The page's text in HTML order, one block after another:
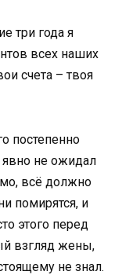
три года я
всех наших
счета – твоя
постепенно
явно не ожидал
всё должно
помирятся, и
этого перед
взгляд жены,
не знал.